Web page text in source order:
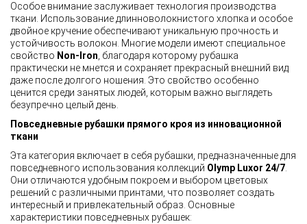
Особое внимание заслуживает технология производства
ткани. Использование длинноволокнистого хлопка и особое
двойное кручение обеспечивают уникальную прочность и
устойчивость волокон. Многие модели имеют специальное
свойство Non-Iron, благодаря которому рубашка
практически не мнется и сохраняет прекрасный внешний вид
даже после долгого ношения. Это свойство особенно
ценится среди занятых людей, которым важно выглядеть
безупречно целый день.
Повседневные рубашки прямого кроя из инновационной
ткани
Эта категория включает в себя рубашки, предназначенные для
повседневного использования коллекций Olymp Luxor 24/7.
Они отличаются удобным покроем и выбором цветовых
решений с различными принтами, что позволяет создать
интересный и привлекательный образ. Основные
характеристики повседневных рубашек: